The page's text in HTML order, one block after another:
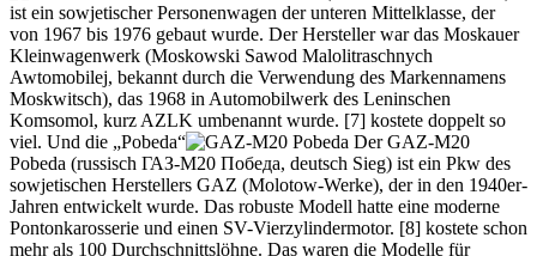
ist ein sowjetischer Personenwagen der unteren Mittelklasse, der
von 1967 bis 1976 gebaut wurde. Der Hersteller war das Moskauer
Kleinwagenwerk (Moskowski Sawod Malolitraschnych
Awtomobilej, bekannt durch die Verwendung des Markennamens
Moskwitsch), das 1968 in Automobilwerk des Leninschen
Komsomol, kurz AZLK umbenannt wurde. [7] kostete doppelt so
viel. Und die
Pobeda
Der GAZ-M20
Pobeda (russisch ГАЗ-М20 Победа, deutsch Sieg) ist ein Pkw des
sowjetischen Herstellers GAZ (Molotow-Werke), der in den 1940er-
Jahren entwickelt wurde. Das robuste Modell hatte eine moderne
Pontonkarosserie und einen SV-Vierzylindermotor. [8] kostete schon
mehr als 100 Durchschnittslöhne. Das waren die Modelle für